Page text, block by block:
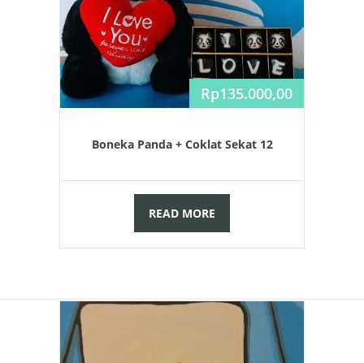
Rp135.000,00
Boneka Panda + Coklat Sekat 12
READ MORE